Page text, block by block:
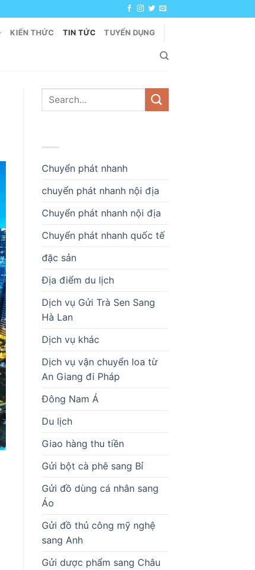
KIẾN THỨC TIN TỨC TUYỂN DỤNG
Chuyển phát nhanh
chuyển phát nhanh nội địa
Chuyển phát nhanh nội địa
Chuyển phát nhanh quốc tế
đặc sản
Địa điểm du lịch
Dịch vụ Gửi Trà Sen Sang
Hà Lan
Dịch vụ khác
Dịch vụ vận chuyển loa từ
An Giang đi Pháp
Đông Nam Á
Du lịch
Giao hàng thu tiền
Gửi bột cà phê sang Bỉ
Gửi đồ dùng cá nhân sang
Áo
Gửi đồ thủ công mỹ nghệ
sang Anh
Gửi dược phẩm sang Châu